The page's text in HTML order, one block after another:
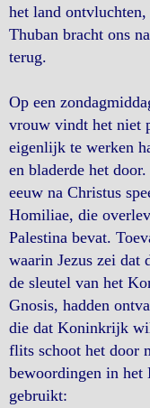
het land
Thuban bracht ons
terug.
Op een
vrouw vindt het niet
eigenlijk te werken
en bladerde het
eeuw na Christus
Homiliae, die
Palestina bevat.
waarin Jezus zei dat
de sleutel van het
Gnosis, hadden
die dat Koninkrijk
flits schoot het door
bewoordingen in het
gebruikt: